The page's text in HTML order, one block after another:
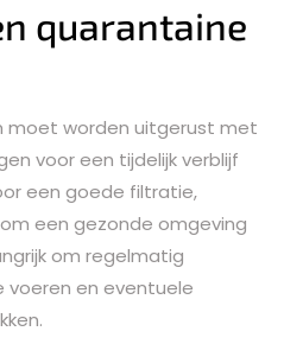
quarantaine
moet worden uitgerust met
voor een tijdelijk verblijf
een goede filtratie,
een gezonde omgeving
om regelmatig
en eventuele